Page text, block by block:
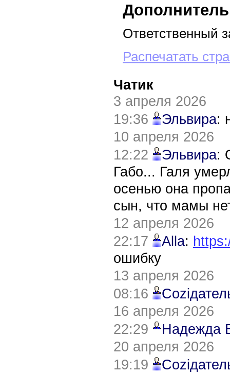
Ответственный
Распечатать
Чатик
3 апреля 2026
19:36
Эльвира:
10 апреля 2026
12:22
Эльвира:
Габо... Галя
осенью она
сын, что мамы
12 апреля 2026
22:17
Alla:
ошибку
13 апреля 2026
08:16
16 апреля 2026
22:29
Надежда
20 апреля 2026
19:19